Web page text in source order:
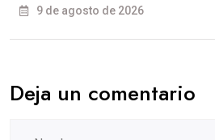
9 de agosto de 2026
Deja un comentario